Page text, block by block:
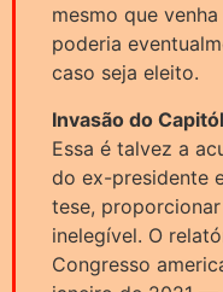
mesmo que
poderia
caso seja eleito.
Invasão do
Essa é talvez a
do ex-presidente
tese,
inelegível. O
Congresso